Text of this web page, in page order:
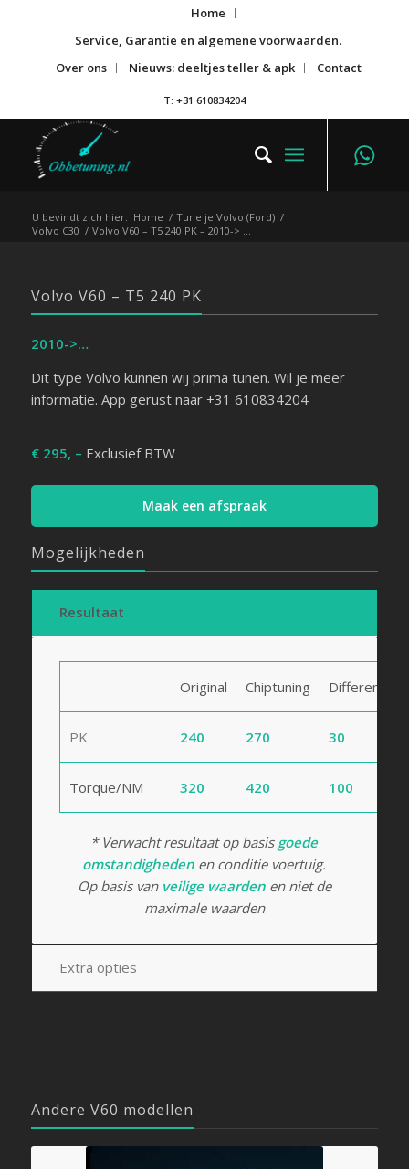
Home
Service, Garantie en algemene voorwaarden.
Over ons
Nieuws: deeltjes teller & apk Contact
T: +31 610834204
U bevindt zich hier: Home / Tune je Volvo (Ford) /
Volvo C30 / Volvo V60 – T5 240 PK – 2010-> …
Volvo V60 – T5 240 PK
2010->…
Dit type Volvo kunnen wij prima tunen. Wil je meer
informatie. App gerust naar +31 610834204
€ 295, – Exclusief BTW
Maak een afspraak
Mogelijkheden
Resultaat
Original Chiptuning Difference
PK 240 270 30
Torque/NM 320 420 100
* Verwacht resultaat op basis goede
omstandigheden en conditie voertuig.
Op basis van veilige waardenen niet de
maximale waarden
Extra opties
Andere V60 modellen